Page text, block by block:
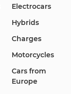
Jeep
Electrocars
Hybrids
Charges
Motorcycles
Cars from
Europe